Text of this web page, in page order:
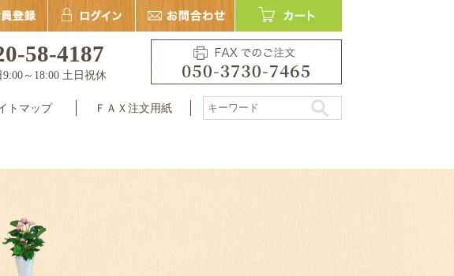
58-4187
～18:00 土日祝休
トマップ ＦＡＸ注文用紙